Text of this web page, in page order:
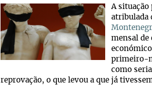
A situação
atribulada
mensal de
primeiro-
como
reprovação, o que levou a que já